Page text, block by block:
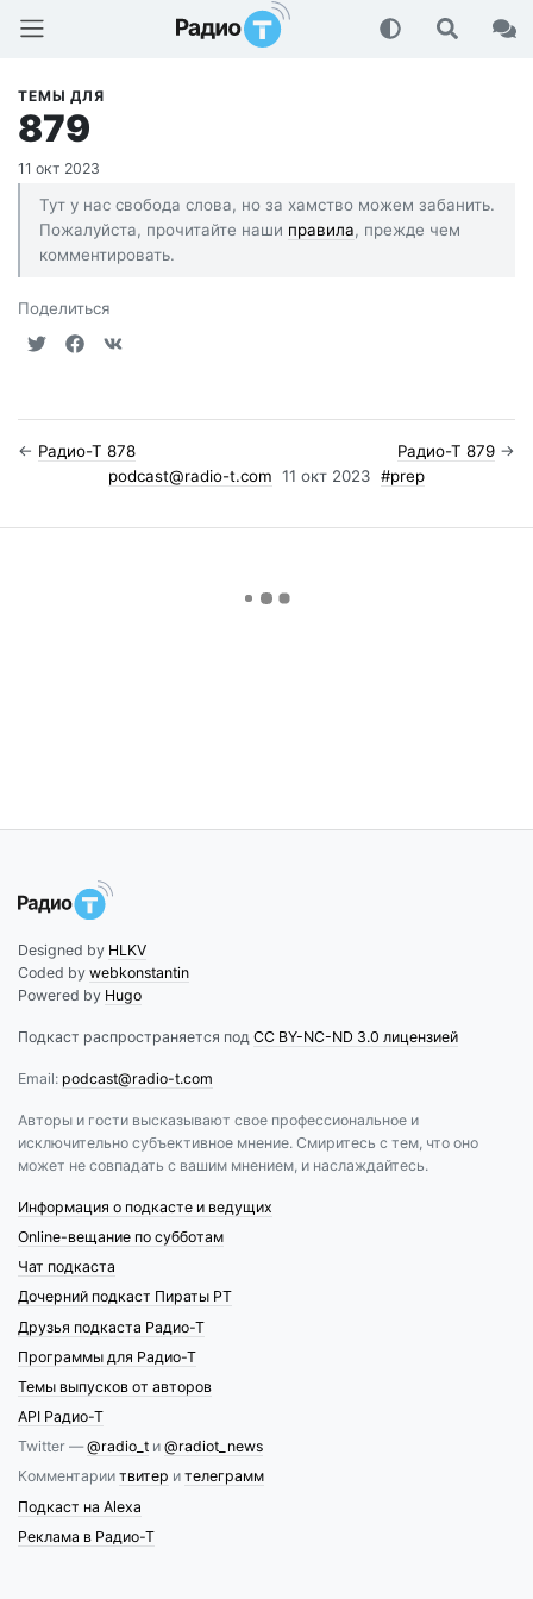
Радио-Т Подкаст
ТЕМЫ ДЛЯ
879
11 окт 2023
Тут у нас свобода слова, но за хамство можем забанить.
Пожалуйста, прочитайте наши правила, прежде чем
комментировать.
Поделиться
← Радио-Т 878 Радио-Т 879 →
podcast@radio-t.com 11 окт 2023 #prep
Designed by HLKV
Coded by webkonstantin
Powered by Hugo
Подкаст распространяется под CC BY-NC-ND 3.0 лицензией
Email: podcast@radio-t.com
Авторы и гости высказывают свое профессиональное и
исключительно субъективное мнение. Смиритесь с тем, что оно
может не совпадать с вашим мнением, и наслаждайтесь.
Информация о подкасте и ведущих
Online-вещание по субботам
Чат подкаста
Дочерний подкаст Пираты РТ
Друзья подкаста Радио-Т
Программы для Радио-Т
Темы выпусков от авторов
API Радио-Т
Twitter —@radio_t и @radiot_news
Комментарии твитер и телеграмм
Подкаст на Alexa
Реклама в Радио-Т